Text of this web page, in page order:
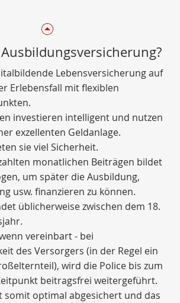
Lebensversicherung auf
Erlebensfall mit flexiblen
investieren intelligent und nutzen
exzellenten Geldanlage.
sie viel Sicherheit.
monatlichen Beiträgen bildet
um später die Ausbildung,
usw. finanzieren zu können.
üblicherweise zwischen dem 18.
vereinbart - bei
des Versorgers (in der Regel ein
wird die Police bis zum
beitragsfrei weitergeführt.
somit optimal abgesichert und das